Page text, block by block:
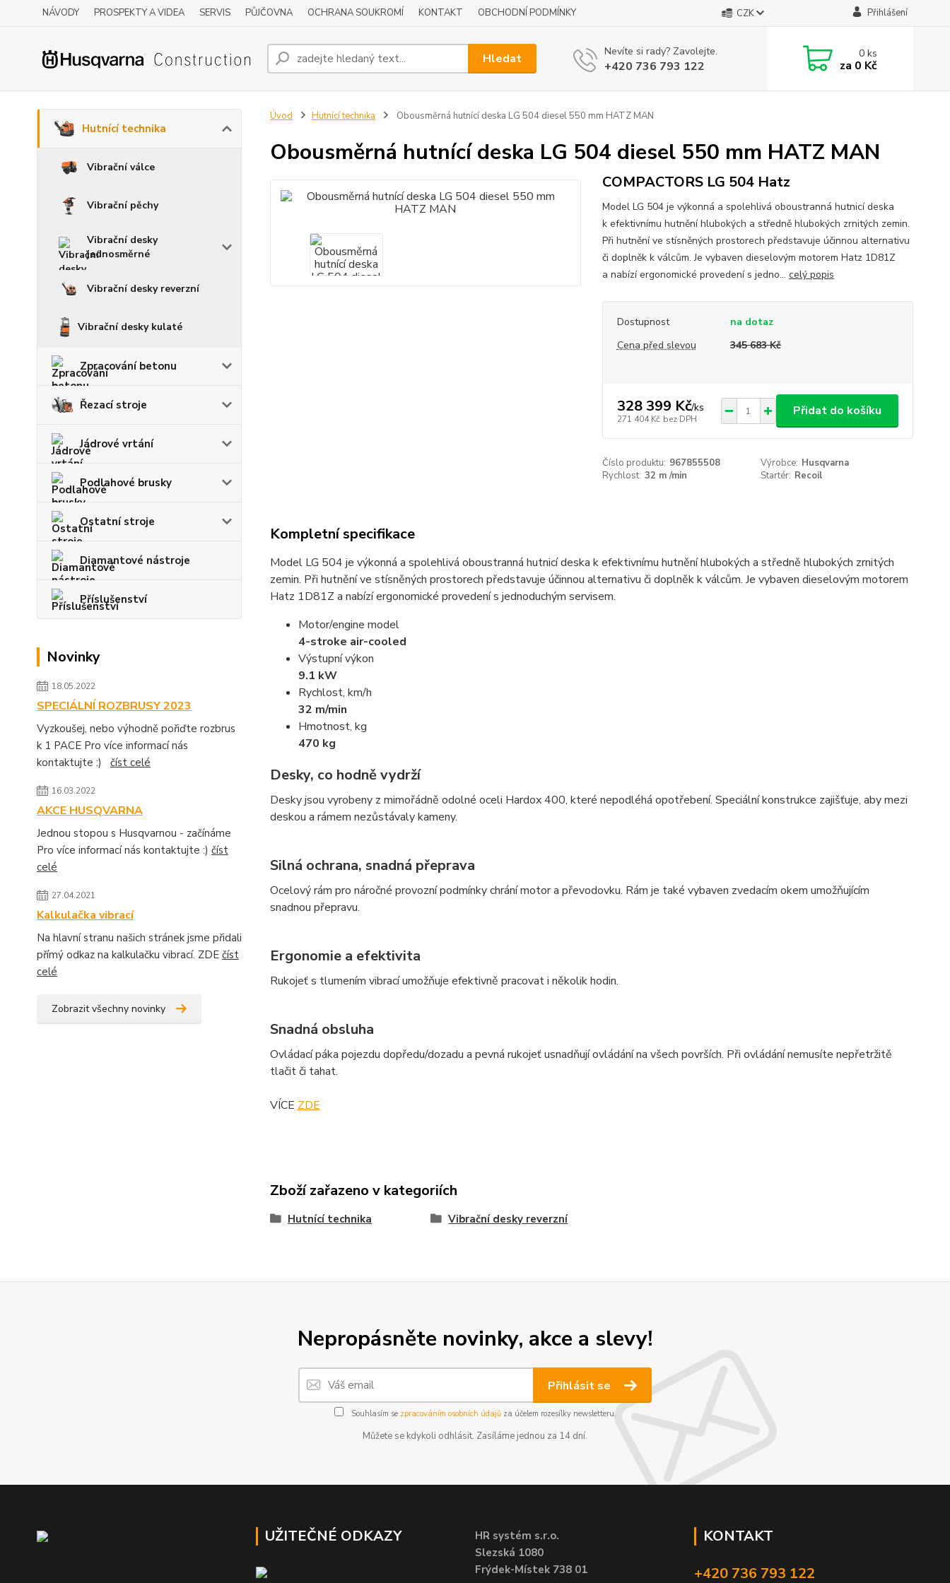
NÁVODY PROSPEKTY A VIDEA SERVIS PŮJČOVNA OCHRANA SOUKROMÍ KONTAKT OBCHODNÍ PODMÍNKY CZK Přihlášení
Hledat Nevíte si rady? Zavolejte.
+420 736 793 122
0ks
za 0 Kč
Hutnící technika
Vibrační válce
Vibrační pěchy
Vibrační desky
jednosměrné
Vibrační desky reverzní
Vibrační desky kulaté
Zpracování betonu
Řezací stroje
Jádrové vrtání
Podlahové brusky
Ostatní stroje
Diamantové nástroje
Příslušenství
Novinky
18.05.2022
SPECIÁLNÍ ROZBRUSY 2023
Vyzkoušej, nebo výhodně pořiďte rozbrus
k 1 PACE Pro více informací nás
kontaktujte :) číst celé
16.03.2022
AKCE HUSQVARNA
Jednou stopou s Husqvarnou - začínáme
Pro více informací nás kontaktujte :) číst
celé
27.04.2021
Kalkulačka vibrací
Na hlavní stranu našich stránek jsme přidali
přímý odkaz na kalkulačku vibrací. ZDE číst
celé
Zobrazit všechny novinky
Úvod Hutnící technika Obousměrná hutnící deska LG 504 diesel 550 mm HATZ MAN
Obousměrná hutnící deska LG 504 diesel 550 mm HATZ MAN
COMPACTORS LG 504 Hatz
Model LG 504 je výkonná a spolehlivá oboustranná hutnicí deska
k efektivnímu hutnění hlubokých a středně hlubokých zrnitých zemin.
Při hutnění ve stísněných prostorech představuje účinnou alternativu
či doplněk k válcům. Je vybaven dieselovým motorem Hatz 1D81Z
a nabízí ergonomické provedení s jedno... celý popis
Dostupnost
na dotaz
Cena před slevou
345 683 Kč
328 399 Kč/ks
271 404 Kč bez DPH
Přidat do košíku
Číslo produktu: 967855508 Výrobce: Husqvarna
Rychlost: 32 m /min Startér: Recoil
Kompletní specifikace
Model LG 504 je výkonná a spolehlivá oboustranná hutnicí deska k efektivnímu hutnění hlubokých a středně hlubokých zrnitých
zemin. Při hutnění ve stísněných prostorech představuje účinnou alternativu či doplněk k válcům. Je vybaven dieselovým motorem
Hatz 1D81Z a nabízí ergonomické provedení s jednoduchým servisem.
Motor/engine model
4-stroke air-cooled
Výstupní výkon
9.1 kW
Rychlost, km/h
32 m/min
Hmotnost, kg
470 kg
Desky, co hodně vydrží
Desky jsou vyrobeny z mimořádně odolné oceli Hardox 400, které nepodléhá opotřebení. Speciální konstrukce zajišťuje, aby mezi
deskou a rámem nezůstávaly kameny.
Silná ochrana, snadná přeprava
Ocelový rám pro náročné provozní podmínky chrání motor a převodovku. Rám je také vybaven zvedacím okem umožňujícím
snadnou přepravu.
Ergonomie a efektivita
Rukojeť s tlumením vibrací umožňuje efektivně pracovat i několik hodin.
Snadná obsluha
Ovládací páka pojezdu dopředu/dozadu a pevná rukojeť usnadňují ovládání na všech površích. Při ovládání nemusíte nepřetržitě
tlačit či tahat.
VÍCE ZDE
Zboží zařazeno v kategoriích
Hutnící technika Vibrační desky reverzní
Nepropásněte novinky, akce a slevy!
Přihlásit se
Souhlasím se zpracováním osobních údajůza účelem rozesílky newsletteru.
Můžete se kdykoli odhlásit. Zasíláme jednou za 14 dní.
UŽITEČNÉ ODKAZY
HR systém s.r.o.
Slezská 1080
Frýdek-Místek 738 01
KONTAKT
+420 736 793 122